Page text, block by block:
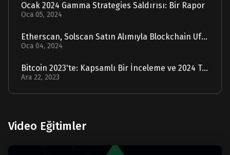
Ocak 2024 Gamma Strategies Saldırısı: Bir Rapor
Oca 05, 2024
Etherscan, Solscan Satın Alımıyla Blockchain Ufuklarını Genişletiyor
Oca 04, 2024
Bitcoin 2023'te: Kapsamlı Bir İnceleme ve 2024 Tahmini
Ara 22, 2023
Video Eğitimler